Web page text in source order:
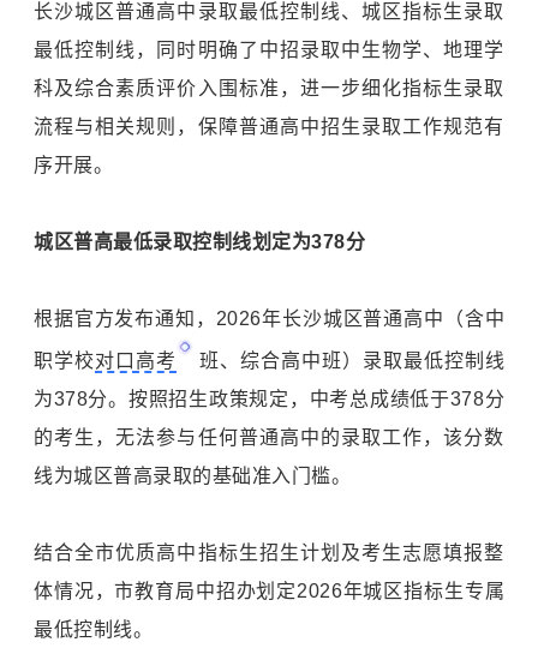
长沙城区普通高中录取最低控制线、城区指标生录取
最低控制线，同时明确了中招录取中生物学、地理学
科及综合素质评价入围标准，进一步细化指标生录取
流程与相关规则，保障普通高中招生录取工作规范有
序开展。
城区普高最低录取控制线划定为378分
根据官方发布通知，2026年长沙城区普通高中（含中
职学校对口高考
班、综合高中班）录取最低控制线
为378分。按照招生政策规定，中考总成绩低于378分
的考生，无法参与任何普通高中的录取工作，该分数
线为城区普高录取的基础准入门槛。
结合全市优质高中指标生招生计划及考生志愿填报整
体情况，市教育局中招办划定2026年城区指标生专属
最低控制线。